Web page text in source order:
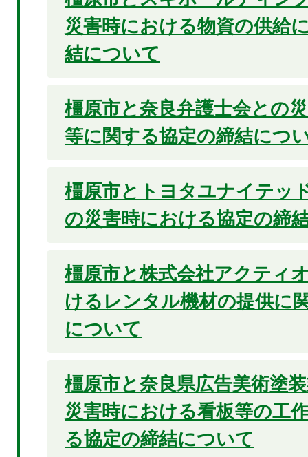
災害時における物資の供給
結について
橿原市と奈良弁護士会との
等に関する協定の締結につ
橿原市とトヨタユナイテッ
の災害時における協定の締
橿原市と株式会社アクティ
けるレンタル機材の提供に
について
橿原市と奈良県広告美術塗
災害時における看板等の工
る協定の締結について